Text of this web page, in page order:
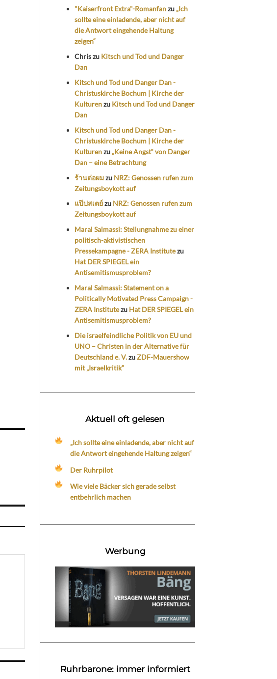
"Kaiserfront Extra"-Romanfanzu „Ich
sollte eine einladende, aber nicht auf
die Antwort eingehende Haltung
zeigen“
Chriszu Kitsch und Tod und Danger
Dan
Kitsch und Tod und Danger Dan -
Christuskirche Bochum | Kirche der
Kulturenzu Kitsch und Tod und Danger
Dan
Kitsch und Tod und Danger Dan -
Christuskirche Bochum | Kirche der
Kulturenzu „Keine Angst“ von Danger
Dan – eine Betrachtung
ร้านต่อผมzu NRZ: Genossen rufen zum
Zeitungsboykott auf
แป๊ปสเตย์zu NRZ: Genossen rufen zum
Zeitungsboykott auf
Maral Salmassi: Stellungnahme zu einer
politisch-aktivistischen
Pressekampagne - ZERA Institutezu
Hat DER SPIEGEL ein
Antisemitismusproblem?
Maral Salmassi: Statement on a
Politically Motivated Press Campaign -
ZERA Institutezu Hat DER SPIEGEL ein
Antisemitismusproblem?
Die israelfeindliche Politik von EU und
UNO – Christen in der Alternative für
Deutschland e. V.zuZDF-Mauershow
mit „Israelkritik“
Aktuell oft gelesen
„Ich sollte eine einladende, aber nicht auf
die Antwort eingehende Haltung zeigen“
Der Ruhrpilot
Wie viele Bäcker sich gerade selbst
entbehrlich machen
Werbung
Ruhrbarone: immer informiert